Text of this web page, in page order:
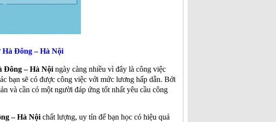
Hà Đông – Hà Nội
Đông – Hà Nội ngày càng nhiều vì đây là công việc
bạn sẽ có được công việc với mức lương hấp dẫn. Bởi
và cần có một người đáp ứng tốt nhất yêu cầu công
– Hà Nội chất lượng, uy tín để bạn học có hiệu quả